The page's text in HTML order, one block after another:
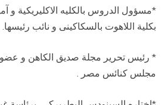
*مسؤول الدروس بالكليه الاكليريكية و
بكلية اللاهوت بالسكاكينى و نائب رئيسها.
* رئيس تحرير مجلة صديق الكاهن و عضو
مجلس كنائس مصر .